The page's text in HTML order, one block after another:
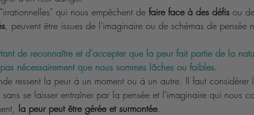
qui nous empêchent de faire face à des défis ou
, peuvent être issues de l'imaginaire ou de schémas de pensée
de reconnaître et d'accepter que la peur fait partie de la
nécessairement que nous sommes lâches ou faibles.
ressent la peur à un moment ou à un autre. Il faut considérer
se laisser entraîner par la pensée et l'imaginaire qui nous
la peur peut être gérée et surmontée.